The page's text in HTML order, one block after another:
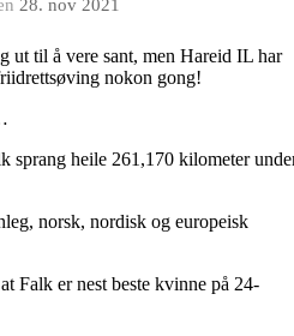
28. nov 2021
ut til å vere sant, men Hareid IL har
nokon gong!
sprang heile 261,170 kilometer
norsk, nordisk og europeisk
Falk er nest beste kvinne på 24-